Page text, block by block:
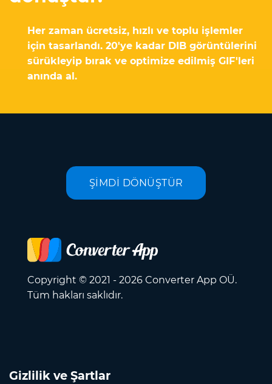
Her zaman ücretsiz, hızlı ve toplu işlemler
için tasarlandı. 20'ye kadar DIB görüntülerini
sürükleyip bırak ve optimize edilmiş GIF'leri
anında al.
ŞİMDİ DÖNÜŞTÜR
Copyright © 2021 - 2026 Converter App OÜ.
Tüm hakları saklıdır.
Gizlilik ve Şartlar